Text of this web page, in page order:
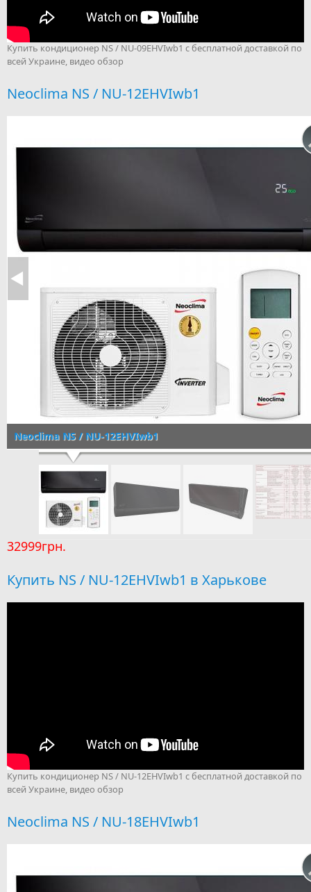
Купить кондиционер NS / NU-09EHVIwb1 с бесплатной доставкой по
всей Украине, видео обзор
Neoclima NS / NU-12EHVIwb1
Neoclima NS / NU-12EHVIwb1
32999грн.
Купить NS / NU-12EHVIwb1 в Харькове
Купить кондиционер NS / NU-12EHVIwb1 с бесплатной доставкой по
всей Украине, видео обзор
Neoclima NS / NU-18EHVIwb1